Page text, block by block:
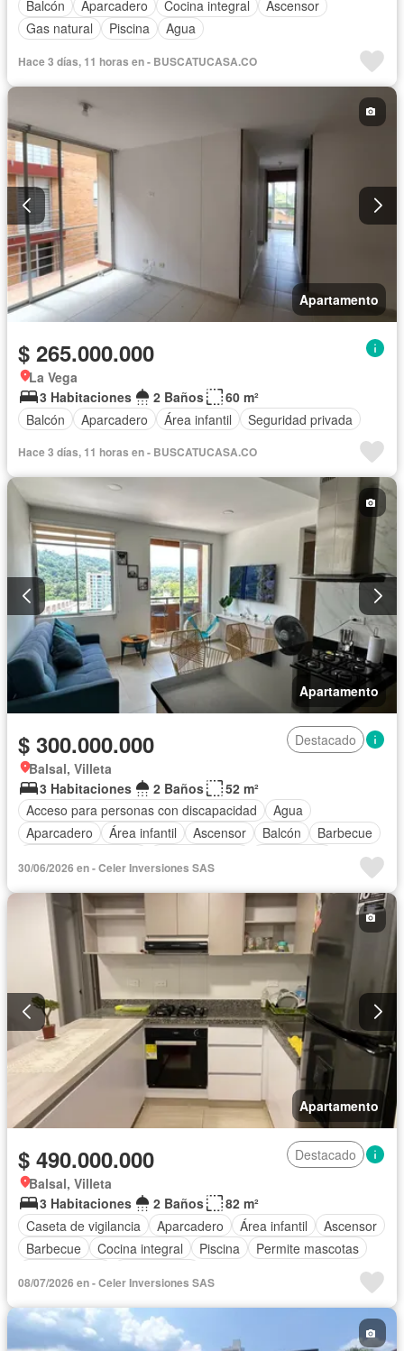
Balcón
Aparcadero Cocina integral
Ascensor
Gas natural
Piscina Agua
Hace 3 días, 11 horas en - BUSCATUCASA.CO
Apartamento
$ 265.000.000
La Vega
3 Habitaciones
2 Baños
60 m²
Balcón
Aparcadero Área infantil Seguridad privada
Hace 3 días, 11 horas en - BUSCATUCASA.CO
Apartamento
$ 300.000.000
Destacado
Balsal, Villeta
3 Habitaciones
2 Baños
52 m²
Acceso para personas con discapacidad
Agua
Aparcadero
Área infantil Ascensor Balcón
Barbecue
Piscina
Seguridad privada
Tanque de agua
Vista panorámica
30/06/2026 en - Celer Inversiones SAS
Apartamento
$ 490.000.000
Destacado
Balsal, Villeta
3 Habitaciones
2 Baños
82 m²
Caseta de vigilancia
Aparcadero Área infantil
Ascensor
Barbecue
Cocina integral Piscina
Permite mascotas
08/07/2026 en - Celer Inversiones SAS